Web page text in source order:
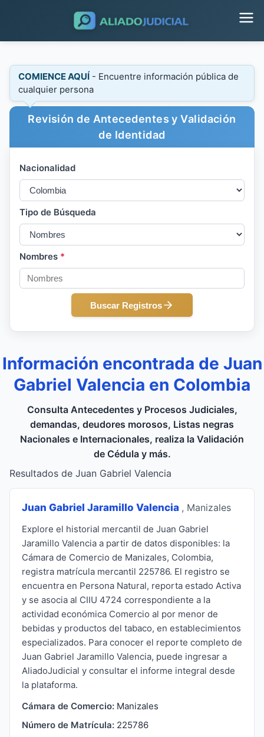
COMIENCE AQUÍ - Encuentre información pública de
cualquier persona
Revisión de Antecedentes y Validación
de Identidad
Nacionalidad
Tipo de Búsqueda
Nombres *
Buscar Registros
Información encontrada de Juan
Gabriel Valencia en Colombia
Consulta Antecedentes y Procesos Judiciales,
demandas, deudores morosos, Listas negras
Nacionales e Internacionales, realiza la Validación
de Cédula y más.
Resultados de Juan Gabriel Valencia
Juan Gabriel Jaramillo Valencia , Manizales
Explore el historial mercantil de Juan Gabriel
Jaramillo Valencia a partir de datos disponibles: la
Cámara de Comercio de Manizales, Colombia,
registra matrícula mercantil 225786. El registro se
encuentra en Persona Natural, reporta estado Activa
y se asocia al CIIU 4724 correspondiente a la
actividad económica Comercio al por menor de
bebidas y productos del tabaco, en establecimientos
especializados. Para conocer el reporte completo de
Juan Gabriel Jaramillo Valencia, puede ingresar a
AliadoJudicial y consultar el informe integral desde
la plataforma.
Cámara de Comercio: Manizales
Número de Matrícula: 225786